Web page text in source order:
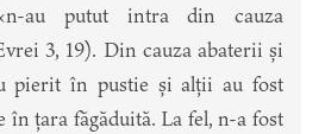
au putut intra din cauza
3, 19). Din cauza abaterii și
pierit în pustie și alții au fost
în țara făgăduită. La fel, n-a fost